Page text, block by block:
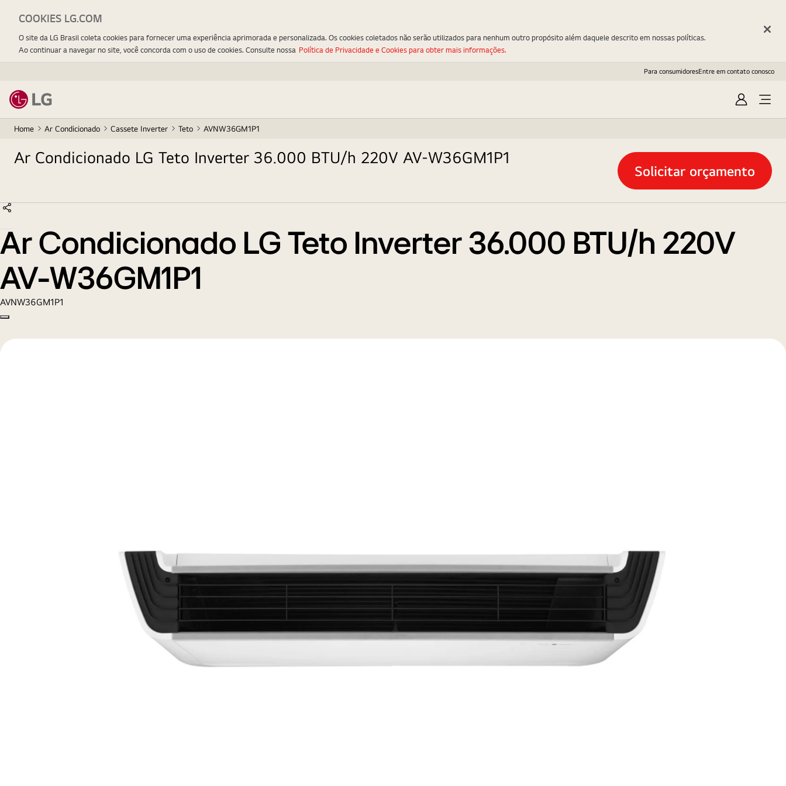
Para consumidoresEntre em contato conosco
EntrarOpen
Menu
Home Ar Condicionado Cassete Inverter Teto AVNW36GM1P1
Ar Condicionado LG Teto Inverter 36.000 BTU/h 220V AV-W36GM1P1
Solicitar orçamento
Ar Condicionado LG Teto Inverter 36.000 BTU/h 220V
AV-W36GM1P1
AVNW36GM1P1
Copy model name
COOKIES LG.COM
O site da LG Brasil coleta cookies para fornecer uma experiência aprimorada e personalizada. Os cookies coletados não serão utilizados para nenhum outro propósito além daquele descrito em nossas políticas.
Ao continuar a navegar no site, você concorda com o uso de cookies. Consulte nossa Política de Privacidade e Cookies para obter mais informações.